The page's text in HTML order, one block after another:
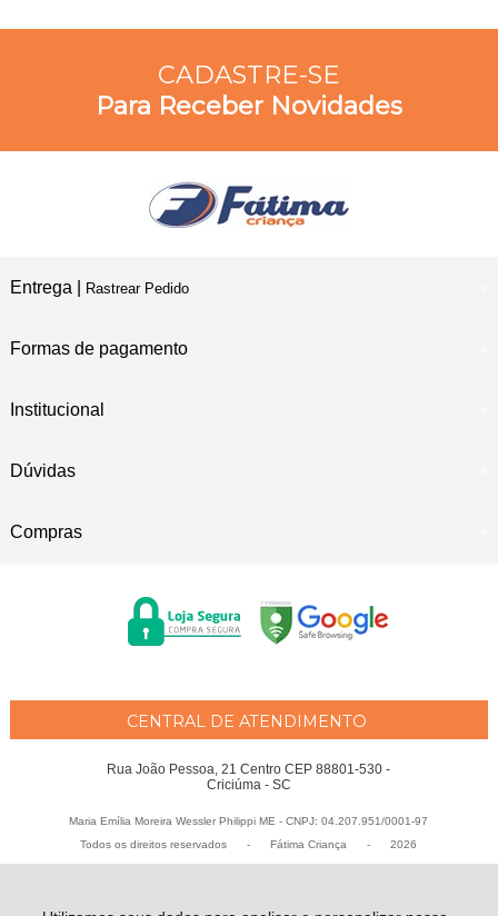
CADASTRE-SE
Para Receber Novidades
Entrega | Rastrear Pedido
Formas de pagamento
Institucional
Dúvidas
Compras
CENTRAL DE ATENDIMENTO
Rua João Pessoa, 21 Centro CEP 88801-530 -
Criciúma - SC
Maria Emília Moreira Wessler Philippi ME - CNPJ: 04.207.951/0001-97
Todos os direitos reservados
- Fátima Criança - 2026